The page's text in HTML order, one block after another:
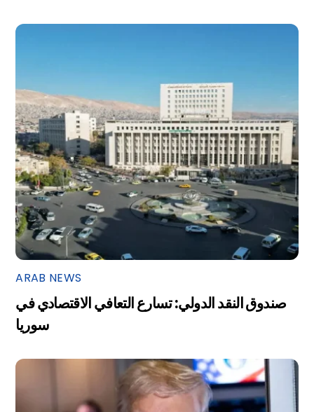
ARAB NEWS
صندوق النقد الدولي: تسارع التعافي الاقتصادي في
سوريا